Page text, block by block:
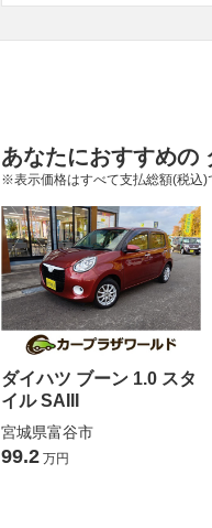
あなたにおすすめの
※表示価格はすべて支払総額(税込)
ダイハツ ブーン 1.0 スタ
イル SAIII
宮城県富谷市
99.2 万円